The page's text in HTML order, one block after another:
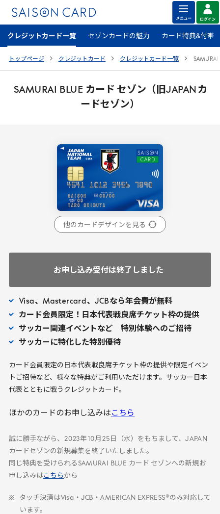
クレジットカード一覧 セゾンカードの魅力 カード特典&付帯
トップページ クレジットカード クレジットカード一覧 SAMURAI
SAMURAI BLUE カード セゾン（旧 JAPAN カ
ードセゾン）
他のカードデザインを見る
Visa、Mastercard 、 JCBなら年会費が無料
カード会員限定！日本代表戦良席チケット枠の提供
サッカー関連イベントなど 特別体験へのご招待
サッカーに特化した特別優待
カード会員限定の日本代表戦良席チケット枠の提供や限定イベン
トご招待など、様々な特典がご利用いただけます。サッカー日本
代表とともに戦うクレジットカード。
お申し込み受付は終了しました
ほかのカードのお申し込みはこちら
誠に勝手ながら、 2023年 10月 25 日（水）をもちまして、 JAPAN
カードセゾンの新規募集を終了いたしました。
同じ特典を受けられる SAMURAI BLUE カード セゾンへの新規お
申し込みはこちら から
タッチ決済はVisa ・ JCB ・AMERICAN EXPRESS®のみ対応して
います。